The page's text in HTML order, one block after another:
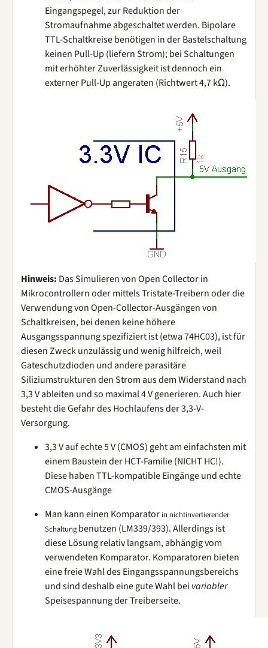
Eingangspegel, zur Reduktion der
Stromaufnahme abgeschaltet werden. Bipolare
TTL-Schaltkreise benötigen in der Bastelschaltung
keinen Pull-Up (liefern Strom); bei Schaltungen
mit erhöhter Zuverlässigkeit ist dennoch ein
externer Pull-Up angeraten (Richtwert 4,7 kΩ).
Hinweis: Das Simulieren von Open Collector in
Mikrocontrollern oder mittels Tristate-Treibern oder die
Verwendung von Open-Collector-Ausgängen von
Schaltkreisen, bei denen keine höhere
Ausgangsspannung spezifiziert ist (etwa 74HC03), ist für
diesen Zweck unzulässig und wenig hilfreich, weil
Gateschutzdioden und andere parasitäre
Siliziumstrukturen den Strom aus dem Widerstand nach
3,3 V ableiten und so maximal 4 V generieren. Auch hier
besteht die Gefahr des Hochlaufens der 3,3-V-
Versorgung.
3,3 V auf echte 5 V (CMOS) geht am einfachsten mit
einem Baustein der HCT-Familie (NICHT HC!).
Diese haben TTL-kompatible Eingänge und echte
CMOS-Ausgänge
Man kann einen Komparator in nichtinvertierender
Schaltungbenutzen (LM339/393). Allerdings ist
diese Lösung relativ langsam, abhängig vom
verwendeten Komparator. Komparatoren bieten
eine freie Wahl des Eingangsspannungsbereichs
und sind deshalb eine gute Wahl bei variabler
Speisespannung der Treiberseite.